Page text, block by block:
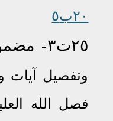
٢٠ب٥
٢٥ت٣-
وتفصيل آيات
فصل الله